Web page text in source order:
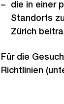
die in einer
Standorts
Zürich
Für die
Richtlinien